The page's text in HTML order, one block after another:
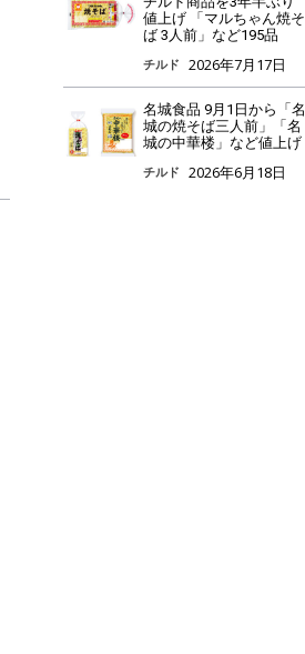
値上げ 「マルちゃん焼そ
ば 3人前」など195品
チルド 2026年7月17日
名城食品 9月1日から「名
城の焼そば三人前」「名
城の中華楼」など値上げ
チルド 2026年6月18日